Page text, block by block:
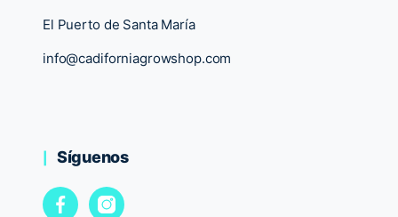
El Puerto de Santa María
info@cadiforniagrowshop.com
Síguenos